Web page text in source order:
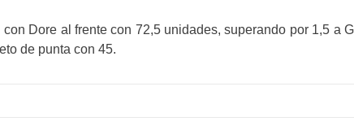
Dore al frente con 72,5 unidades, superando por 1,5 a
de punta con 45.